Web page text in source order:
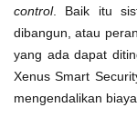
control. Baik itu
dibangun, atau
yang ada dapat
Xenus Smart
mengendalikan biaya.